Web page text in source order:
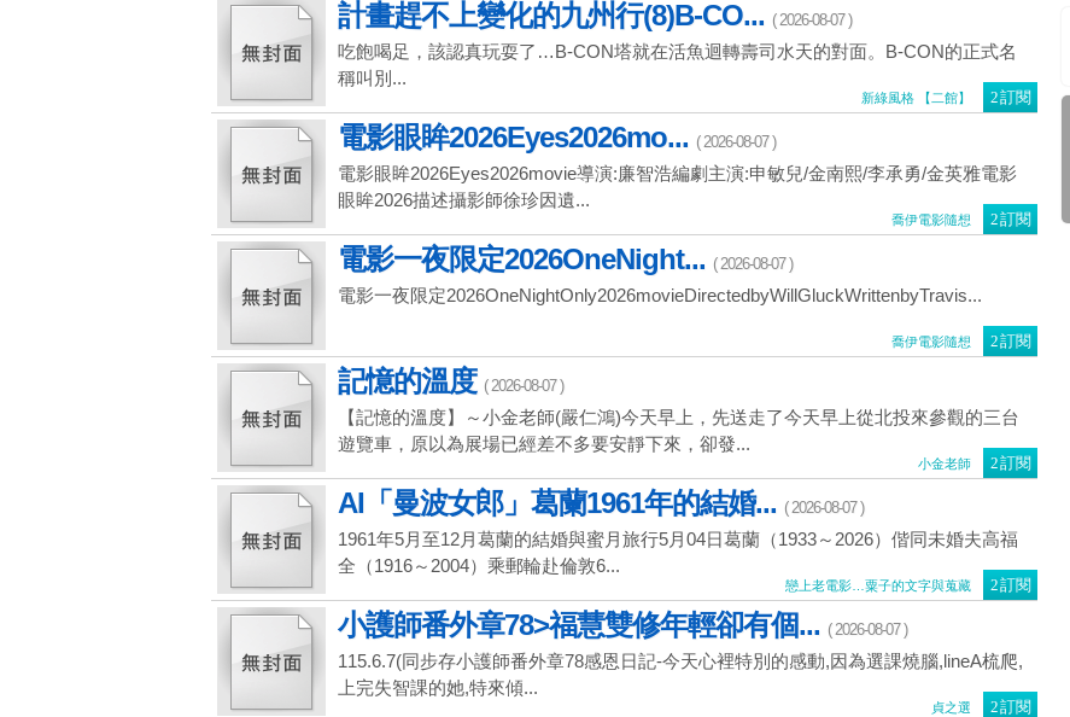
訂閱
計畫趕不上變化的九州行(8)B-CO... ( 2026-08-07 )
吃飽喝足，該認真玩耍了…B-CON塔就在活魚迴轉壽司水天的對面。B-CON的正式名
稱叫別...
新綠風格 【二館】
訂閱
電影眼眸2026Eyes2026mo... ( 2026-08-07 )
電影眼眸2026Eyes2026movie導演:廉智浩編劇主演:申敏兒/金南熙/李承勇/金英雅電影
眼眸2026描述攝影師徐珍因遺...
喬伊電影隨想
訂閱
電影一夜限定2026OneNight... ( 2026-08-07 )
電影一夜限定2026OneNightOnly2026movieDirectedbyWillGluckWrittenbyTravis...
喬伊電影隨想
訂閱
記憶的溫度 ( 2026-08-07 )
【記憶的溫度】～小金老師(嚴仁鴻)今天早上，先送走了今天早上從北投來參觀的三台
遊覽車，原以為展場已經差不多要安靜下來，卻發...
小金老師
訂閱
AI「曼波女郎」葛蘭1961年的結婚... ( 2026-08-07 )
1961年5月至12月葛蘭的結婚與蜜月旅行5月04日葛蘭（1933～2026）偕同未婚夫高福
全（1916～2004）乘郵輪赴倫敦6...
戀上老電影…粟子的文字與蒐藏
訂閱
小護師番外章78>福慧雙修年輕卻有個... ( 2026-08-07 )
115.6.7(同步存小護師番外章78感恩日記-今天心裡特別的感動,因為選課燒腦,lineA梳爬,
上完失智課的她,特來傾...
貞之選